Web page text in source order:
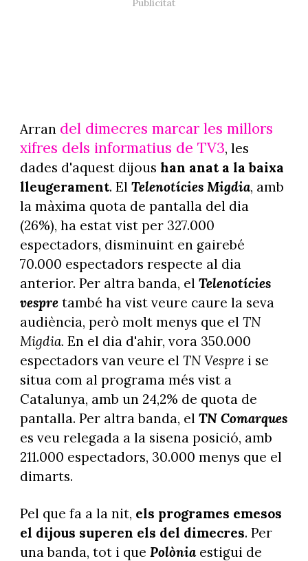
Arran del dimecres marcar les millors
xifres dels informatius de TV3, les
dades d'aquest dijous han anat a la baixa
lleugerament. El Telenotícies Migdia, amb
la màxima quota de pantalla del dia
(26%), ha estat vist per 327.000
espectadors, disminuint en gairebé
70.000 espectadors respecte al dia
anterior. Per altra banda, el Telenotícies
vespretambé ha vist veure caure la seva
audiència, però molt menys que el TN
Migdia. En el dia d'ahir, vora 350.000
espectadors van veure el TN Vesprei se
situa com al programa més vist a
Catalunya, amb un 24,2% de quota de
pantalla. Per altra banda, el TN Comarques
es veu relegada a la sisena posició, amb
211.000 espectadors, 30.000 menys que el
dimarts.
Pel que fa a la nit, els programes emesos
el dijous superen els del dimecres. Per
una banda, tot i que Polòniaestigui de